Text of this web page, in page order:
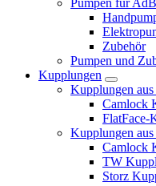
Zubehör
Pumpen und
Kupplungen
Kupplungen
Camlock
FlatFace-
Kupplungen aus
Camlock
TW
Storz